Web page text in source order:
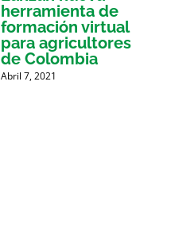
herramienta de
formación virtual
para agricultores
de Colombia
Abril 7, 2021